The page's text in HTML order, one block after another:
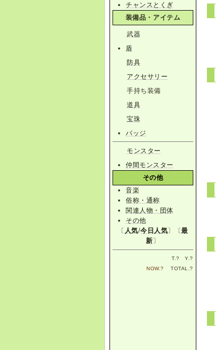
チャンスとくぎ
装備品・アイテム
武器
盾
防具
アクセサリー
手持ち装備
道具
宝珠
バッジ
モンスター
仲間モンスター
その他
音楽
俗称・通称
関連人物・団体
その他
〔 人気/今日人気〕〔最
新 〕
T.? Y.?
NOW.? TOTAL.?